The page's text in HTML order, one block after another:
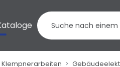
Klempnerarbeiten